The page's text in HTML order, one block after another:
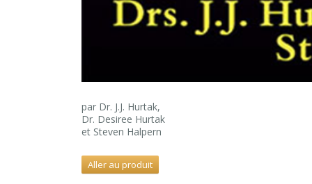
par Dr. J.J. Hurtak,
Dr. Desiree Hurtak
et Steven Halpern
Aller au produit